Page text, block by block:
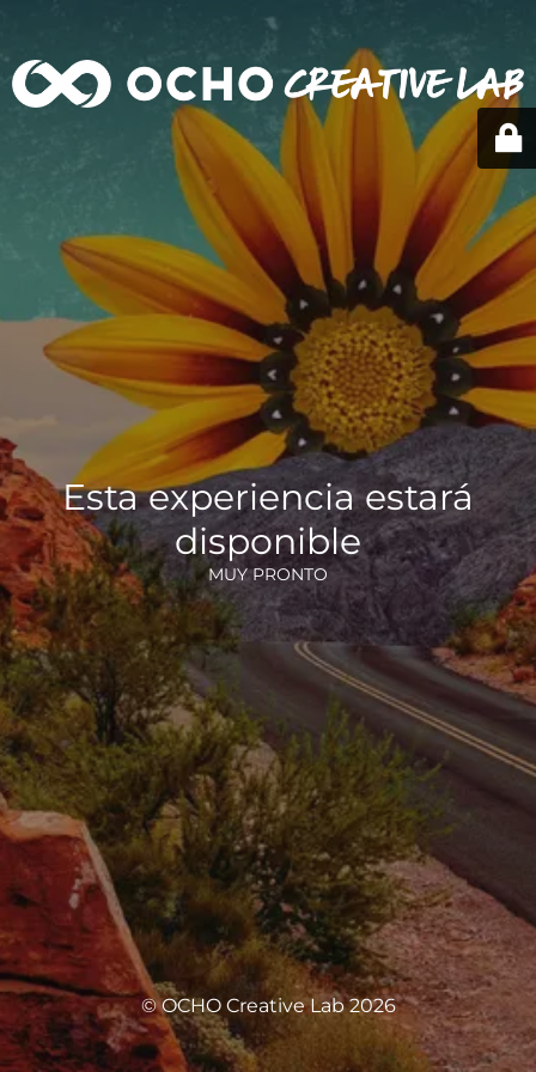
Esta experiencia estará
disponible
MUY PRONTO
© OCHO Creative Lab 2026